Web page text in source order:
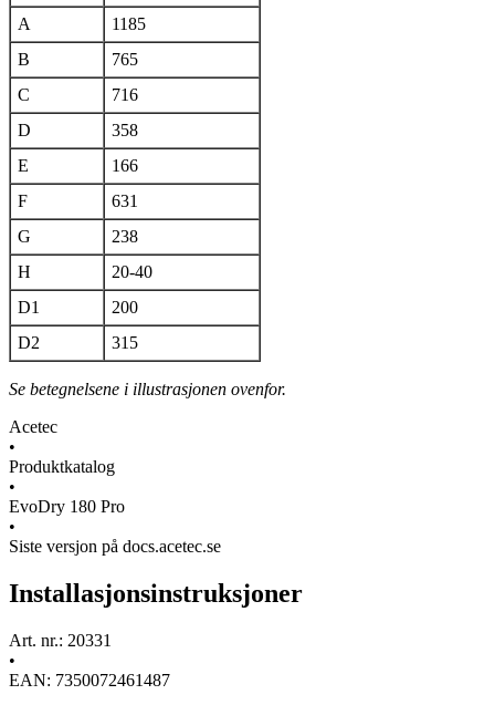
A
1185
B
765
C
716
D
358
E
166
F
631
G
238
H
20-40
D1
200
D2
315
Se betegnelsene i illustrasjonen ovenfor.
Acetec
•
Produktkatalog
•
EvoDry 180 Pro
•
Siste versjon på docs.acetec.se
Installasjonsinstruksjoner
Art. nr.: 20331
•
EAN: 7350072461487